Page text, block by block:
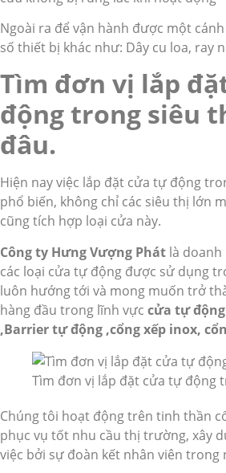
Ngoài ra để vận hành được một
số thiết bị khác như: Dây cu loa, ray
Tìm đơn vị lắp
động trong siêu
đâu.
Hiện nay việc lắp đặt cửa tự động
phổ biến, không chỉ các siêu thị lớn
cũng tích hợp loại cửa này.
Công ty Hưng Vượng Phát là
các loại cửa tự động được sử dụng
luôn hướng tới và mong muốn trở
hàng đầu trong lĩnh vực cửa tự
,Barrier tự động ,cổng xếp inox,
Tìm đơn vị lắp đặt cửa tự động
Chúng tôi hoạt động trên tinh thần
phục vụ tốt nhu cầu thị trường, xây
việc bởi sự đoàn kết nhân viên trong